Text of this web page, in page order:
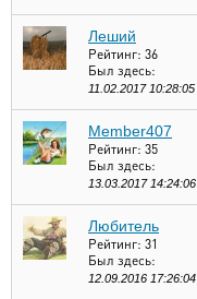
Леший
Рейтинг: 36
Был здесь:
11.02.2017 10:28:05
Member407
Рейтинг: 35
Был здесь:
13.03.2017 14:24:06
Любитель
Рейтинг: 31
Был здесь:
12.09.2016 17:26:04